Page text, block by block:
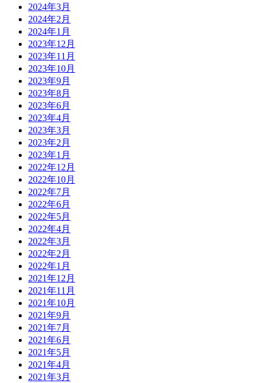
2024年3月
2024年2月
2024年1月
2023年12月
2023年11月
2023年10月
2023年9月
2023年8月
2023年6月
2023年4月
2023年3月
2023年2月
2023年1月
2022年12月
2022年10月
2022年7月
2022年6月
2022年5月
2022年4月
2022年3月
2022年2月
2022年1月
2021年12月
2021年11月
2021年10月
2021年9月
2021年7月
2021年6月
2021年5月
2021年4月
2021年3月